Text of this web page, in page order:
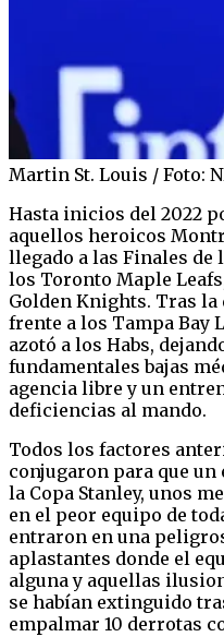
Martin St. Louis / Foto:
Hasta inicios del 2022
aquellos heroicos
llegado a las Finales de
los Toronto Maple
Golden Knights. Tras
frente a los Tampa Bay
azotó a los Habs,
fundamentales bajas
agencia libre y un
deficiencias al mando.
Todos los factores
conjugaron para que
la Copa Stanley, unos
en el peor equipo de
entraron en una
aplastantes donde el
alguna y aquellas
se habían extinguido
empalmar 10 derrotas